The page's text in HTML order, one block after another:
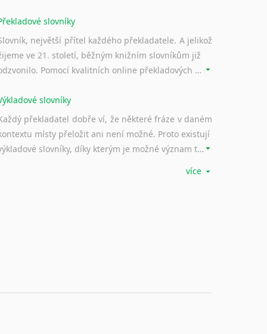
slovníky
největší přítel každého překladatele. A jelikož
ve 21. století, běžným knižním slovníkům již
odzvonilo. Pomocí kvalitních online překladových slovníků již nemusíte únavně listovat alfabetickým schématem uspořádání, stačí napsat vstupní frázi a dřív, než řeknete švec, vyskočí vám hledaný výraz.
slovníky
překladatel dobře ví, že některé fráze v daném
místy přeložit ani není možné. Proto existují
výkladové slovníky, díky kterým je možné význam takovýchto frází rozklíčovat.
více